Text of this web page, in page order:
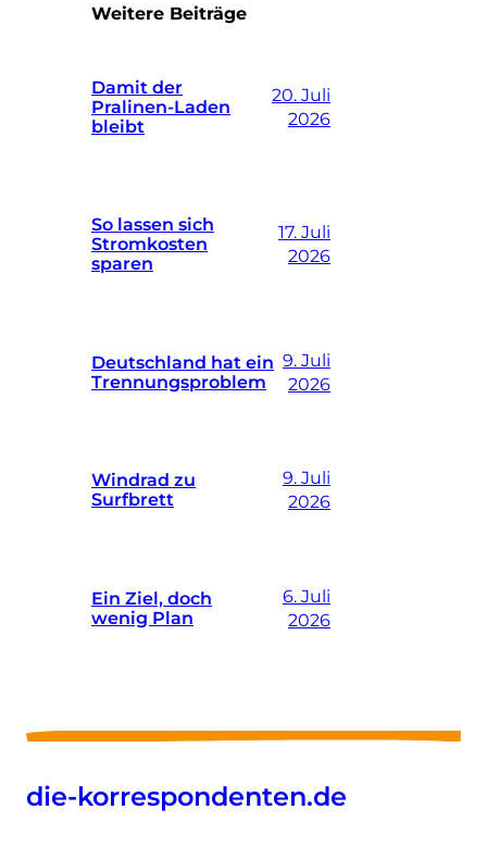
Weitere Beiträge
Damit der
Pralinen-Laden
bleibt
20. Juli
2026
So lassen sich
Stromkosten
sparen
17. Juli
2026
Deutschland hat ein
Trennungsproblem
9. Juli
2026
Windrad zu
Surfbrett
9. Juli
2026
Ein Ziel, doch
wenig Plan
6. Juli
2026
die-korrespondenten.de